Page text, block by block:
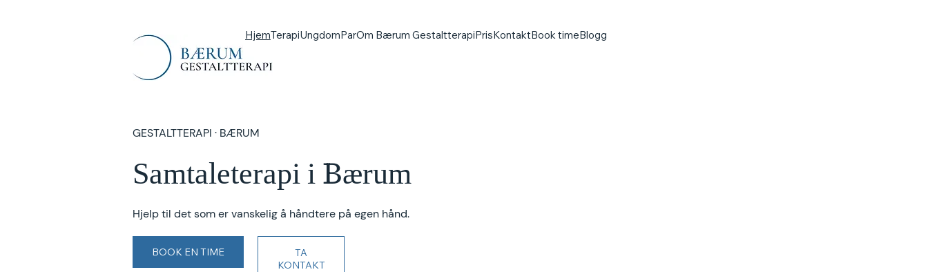
HjemTerapiUngdomParOm Bærum GestaltterapiPrisKontaktBook timeBlogg
GESTALTTERAPI · BÆRUM
Samtaleterapi i Bærum
Hjelp til det som er vanskelig å håndtere på egen hånd.
BOOK EN TIME
TA
KONTAKT